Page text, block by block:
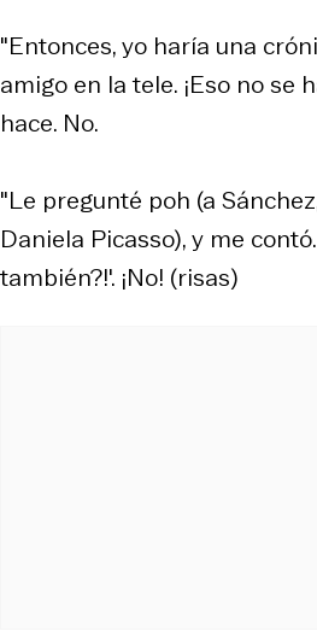
"Entonces, yo haría una
amigo en la tele. ¡Eso no se
hace. No.
"Le pregunté poh (a
Daniela Picasso), y me
también?!'. ¡No! (risas)